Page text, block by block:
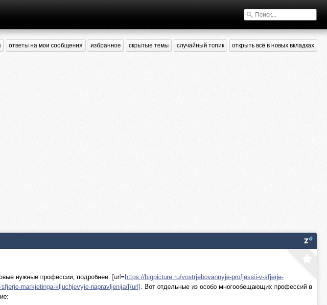
ответы на мои сообщения избранное скрытые темы случайный топик открыть всё в новых вкладках
нужные профессии, подробнее: [url= https://bigpicture.ru/vostrjebovannyje-profjessii-v-sfjerje-
markjetinga-kljuchjevyje-napravljenija/[/url] . Вот отдельные из особо многообещающих профессий в